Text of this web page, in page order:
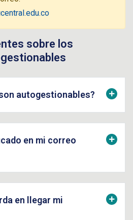
sobre los
autogestionables?
en mi correo
en llegar mi